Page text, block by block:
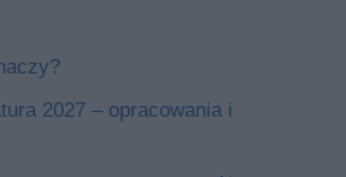
2027 – opracowania i